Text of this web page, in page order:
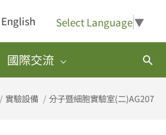
English Select Language▼
國際交流
搜
尋
實驗設備 分子暨細胞實驗室(二)AG207